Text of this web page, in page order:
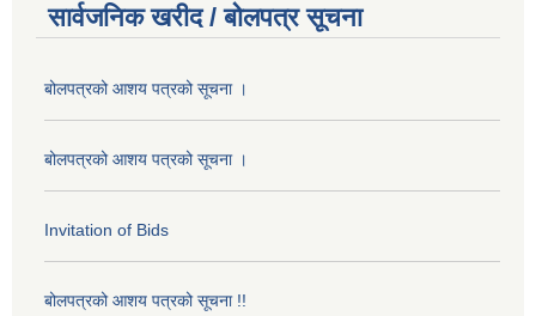
सार्वजनिक खरीद / बोलपत्र सूचना
बोलपत्रको आशय पत्रको सूचना ।
बोलपत्रको आशय पत्रको सूचना ।
Invitation of Bids
बोलपत्रको आशय पत्रको सूचना !!